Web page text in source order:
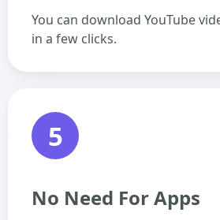
You can download YouTube
in a few clicks.
5
No Need For Apps